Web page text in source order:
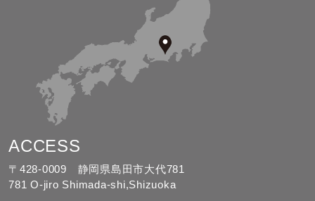
ACCESS
〒428-0009 静岡県島田市大代781
781 O-jiro Shimada-shi,Shizuoka